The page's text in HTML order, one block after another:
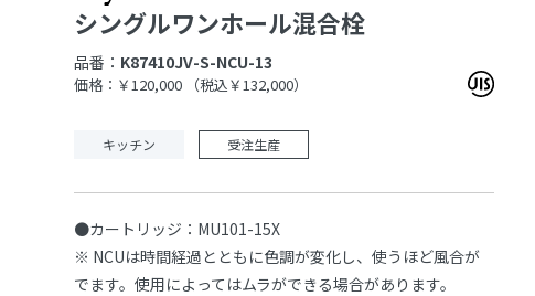
シングルワンホール混合栓
品番： K87410JV-S-NCU-13
価格：￥120,000 （税込￥132,000）
キッチン 受注生産
●カートリッジ：MU101-15X
※ NCUは時間経過とともに色調が変化し、使うほど風合が
でます。使用によってはムラができる場合があります。